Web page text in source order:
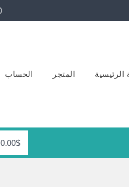
الرئيسية المتجر الحساب
0.00$